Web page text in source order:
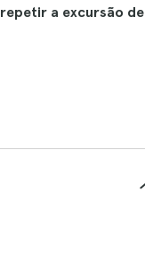
repetir a excursão de